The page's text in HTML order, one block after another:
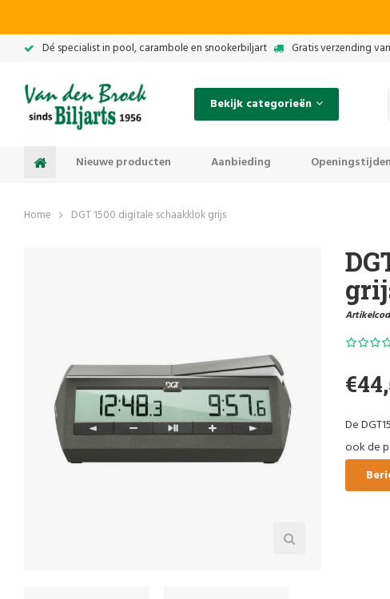
Dé specialist in pool, carambole en snookerbiljart Gratis verzending
Bekijk categorieën
Nieuwe producten Aanbieding Openingstijden
Home DGT 1500 digitale schaakklok grijs
De
ook de